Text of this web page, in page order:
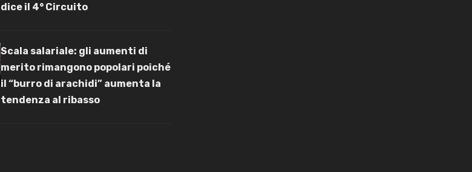
dice il 4° Circuito
Scala salariale: gli aumenti di
merito rimangono popolari poiché
il “burro di arachidi” aumenta la
tendenza al ribasso